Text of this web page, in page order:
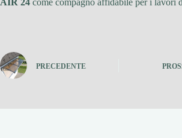
AIR 24 come compagno affidabile per i lavori
PRECEDENTE